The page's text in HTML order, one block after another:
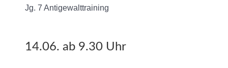
Jg. 7 Antigewalttraining
14.06. ab 9.30 Uhr